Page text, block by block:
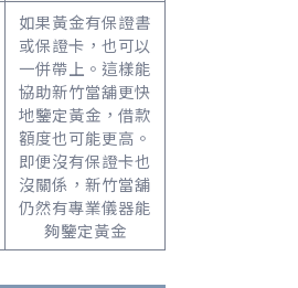
如果黃金有保證書
或保證卡，也可以
一併帶上。這樣能
協助新竹當舖更快
地鑒定黃金，借款
額度也可能更高。
即便沒有保證卡也
沒關係，新竹當舖
仍然有專業儀器能
夠鑒定黃金